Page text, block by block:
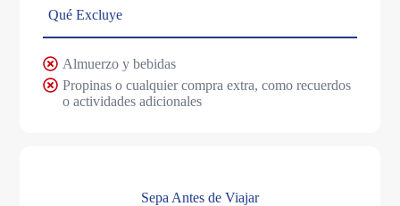
Qué Excluye
Almuerzo y bebidas
Propinas o cualquier compra extra, como recuerdos
o actividades adicionales
Sepa Antes de Viajar